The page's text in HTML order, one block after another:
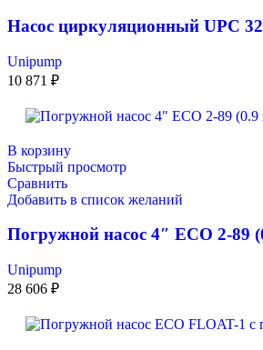
Насос циркуляционный UPC
Unipump
10 871 ₽
В корзину
Быстрый просмотр
Сравнить
Добавить в список желаний
Погружной насос 4″ ECO 2-89
Unipump
28 606 ₽